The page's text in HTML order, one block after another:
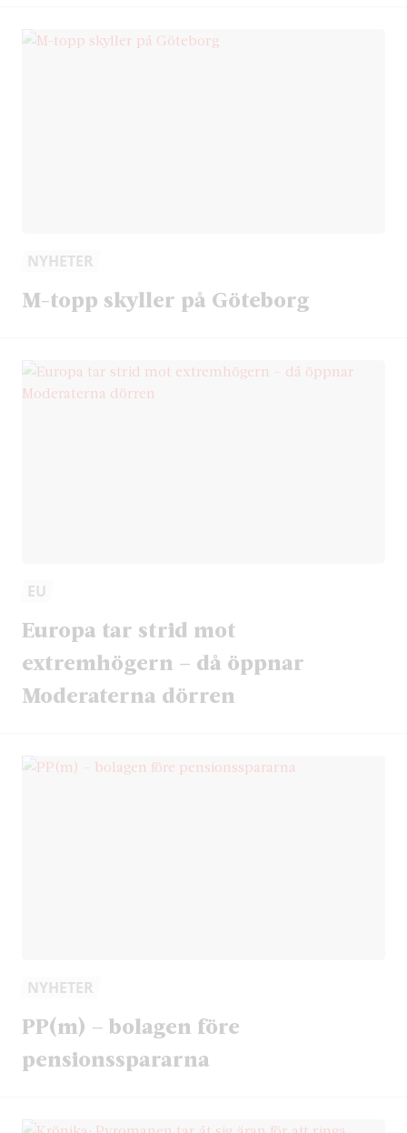
NYHETER
M-topp skyller på Göteborg
EU
Europa tar strid mot
extremhögern – då öppnar
Moderaterna dörren
NYHETER
PP(m) – bolagen före
pensionsspararna